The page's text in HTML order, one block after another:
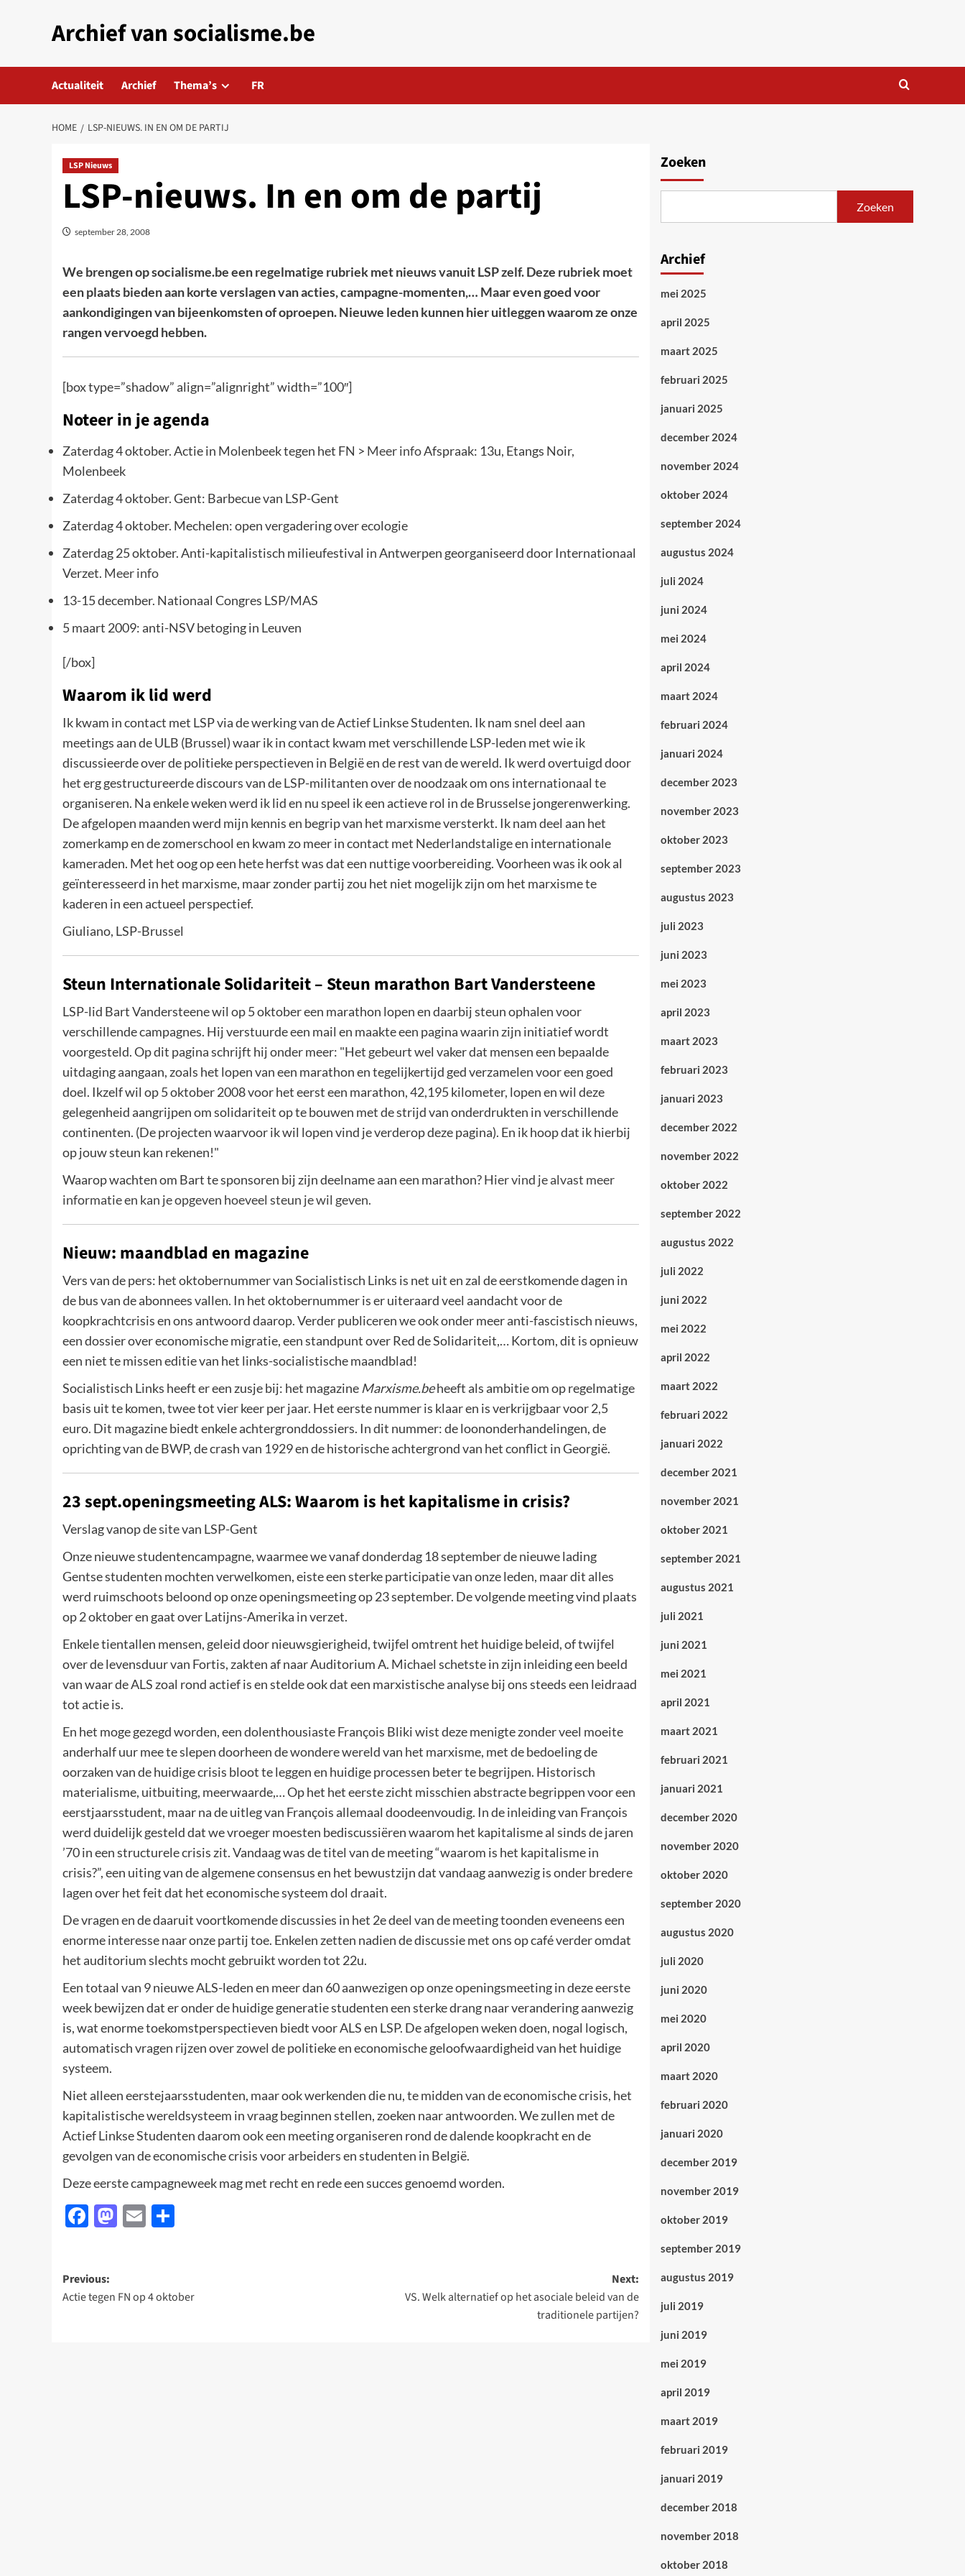
Archief van socialisme.be
Actualiteit Archief Thema’s FR
HOME LSP-NIEUWS. IN EN OM DE PARTIJ
LSP Nieuws
LSP-nieuws. In en om de partij
september 28, 2008
We brengen op socialisme.be een regelmatige rubriek met nieuws vanuit LSP zelf. Deze rubriek moet
een plaats bieden aan korte verslagen van acties, campagne-momenten,… Maar even goed voor
aankondigingen van bijeenkomsten of oproepen. Nieuwe leden kunnen hier uitleggen waarom ze onze
rangen vervoegd hebben.
[box type=”shadow” align=”alignright” width=”100″]
Noteer in je agenda
Zaterdag 4 oktober. Actie in Molenbeek tegen het FN > Meer infoAfspraak: 13u, Etangs Noir,
Molenbeek
Zaterdag 4 oktober. Gent: Barbecue van LSP-Gent
Zaterdag 4 oktober. Mechelen: open vergadering over ecologie
Zaterdag 25 oktober. Anti-kapitalistisch milieufestival in Antwerpen georganiseerd door Internationaal
Verzet. Meer info
13-15 december. Nationaal Congres LSP/MAS
5 maart 2009: anti-NSV betoging in Leuven
[/box]
Waarom ik lid werd
Ik kwam in contact met LSP via de werking van de Actief Linkse Studenten. Ik nam snel deel aan
meetings aan de ULB (Brussel) waar ik in contact kwam met verschillende LSP-leden met wie ik
discussieerde over de politieke perspectieven in België en de rest van de wereld. Ik werd overtuigd door
het erg gestructureerde discours van de LSP-militanten over de noodzaak om ons internationaal te
organiseren. Na enkele weken werd ik lid en nu speel ik een actieve rol in de Brusselse jongerenwerking.
De afgelopen maanden werd mijn kennis en begrip van het marxisme versterkt. Ik nam deel aan het
zomerkamp en de zomerschool en kwam zo meer in contact met Nederlandstalige en internationale
kameraden. Met het oog op een hete herfst was dat een nuttige voorbereiding. Voorheen was ik ook al
geïnteresseerd in het marxisme, maar zonder partij zou het niet mogelijk zijn om het marxisme te
kaderen in een actueel perspectief.
Giuliano, LSP-Brussel
Steun Internationale Solidariteit – Steun marathon Bart Vandersteene
LSP-lid Bart Vandersteene wil op 5 oktober een marathon lopen en daarbij steun ophalen voor
verschillende campagnes. Hij verstuurde een mail en maakte een pagina waarin zijn initiatief wordt
voorgesteld. Op dit pagina schrijft hij onder meer: "Het gebeurt wel vaker dat mensen een bepaalde
uitdaging aangaan, zoals het lopen van een marathon en tegelijkertijd ged verzamelen voor een goed
doel. Ikzelf wil op 5 oktober 2008 voor het eerst een marathon, 42,195 kilometer, lopen en wil deze
gelegenheid aangrijpen om solidariteit op te bouwen met de strijd van onderdrukten in verschillende
continenten. (De projecten waarvoor ik wil lopen vind je verderop deze pagina). En ik hoop dat ik hierbij
op jouw steun kan rekenen!"
Waarop wachten om Bart te sponsoren bij zijn deelname aan een marathon?Hier vind je alvast meer
informatie en kan je opgeven hoeveel steun je wil geven.
Nieuw: maandblad en magazine
Vers van de pers: het oktobernummer van Socialistisch Links is net uit en zal de eerstkomende dagen in
de bus van de abonnees vallen. In het oktobernummer is er uiteraard veel aandacht voor de
koopkrachtcrisis en ons antwoord daarop. Verder publiceren we ook onder meer anti-fascistisch nieuws,
een dossier over economische migratie, een standpunt over Red de Solidariteit,… Kortom, dit is opnieuw
een niet te missen editie van het links-socialistische maandblad!
Socialistisch Links heeft er een zusje bij: het magazine Marxisme.beheeft als ambitie om op regelmatige
basis uit te komen, twee tot vier keer per jaar. Het eerste nummer is klaar en is verkrijgbaar voor 2,5
euro. Dit magazine biedt enkele achtergronddossiers. In dit nummer: de loononderhandelingen, de
oprichting van de BWP, de crash van 1929 en de historische achtergrond van het conflict in Georgië.
23 sept.openingsmeeting ALS: Waarom is het kapitalisme in crisis?
Verslag vanop de site van LSP-Gent
Onze nieuwe studentencampagne, waarmee we vanaf donderdag 18 september de nieuwe lading
Gentse studenten mochten verwelkomen, eiste een sterke participatie van onze leden, maar dit alles
werd ruimschoots beloond op onze openingsmeeting op 23 september. De volgende meeting vind plaats
op 2 oktober en gaat over Latijns-Amerika in verzet.
Enkele tientallen mensen, geleid door nieuwsgierigheid, twijfel omtrent het huidige beleid, of twijfel
over de levensduur van Fortis, zakten af naar Auditorium A. Michael schetste in zijn inleiding een beeld
van waar de ALS zoal rond actief is en stelde ook dat een marxistische analyse bij ons steeds een leidraad
tot actie is.
En het moge gezegd worden, een dolenthousiaste François Bliki wist deze menigte zonder veel moeite
anderhalf uur mee te slepen doorheen de wondere wereld van het marxisme, met de bedoeling de
oorzaken van de huidige crisis bloot te leggen en huidige processen beter te begrijpen. Historisch
materialisme, uitbuiting, meerwaarde,… Op het het eerste zicht misschien abstracte begrippen voor een
eerstjaarsstudent, maar na de uitleg van François allemaal doodeenvoudig. In de inleiding van François
werd duidelijk gesteld dat we vroeger moesten bediscussiëren waarom het kapitalisme al sinds de jaren
’70 in een structurele crisis zit. Vandaag was de titel van de meeting “waarom is het kapitalisme in
crisis?”, een uiting van de algemene consensus en het bewustzijn dat vandaag aanwezig is onder bredere
lagen over het feit dat het economische systeem dol draait.
De vragen en de daaruit voortkomende discussies in het 2e deel van de meeting toonden eveneens een
enorme interesse naar onze partij toe. Enkelen zetten nadien de discussie met ons op café verder omdat
het auditorium slechts mocht gebruikt worden tot 22u.
Een totaal van 9 nieuwe ALS-leden en meer dan 60 aanwezigen op onze openingsmeeting in deze eerste
week bewijzen dat er onder de huidige generatie studenten een sterke drang naar verandering aanwezig
is, wat enorme toekomstperspectieven biedt voor ALS en LSP. De afgelopen weken doen, nogal logisch,
automatisch vragen rijzen over zowel de politieke en economische geloofwaardigheid van het huidige
systeem.
Niet alleen eerstejaarsstudenten, maar ook werkenden die nu, te midden van de economische crisis, het
kapitalistische wereldsysteem in vraag beginnen stellen, zoeken naar antwoorden. We zullen met de
Actief Linkse Studenten daarom ook een meeting organiseren rond de dalende koopkracht en de
gevolgen van de economische crisis voor arbeiders en studenten in België.
Deze eerste campagneweek mag met recht en rede een succes genoemd worden.
Facebook
Mastodon
Email
Post
navigation
Previous:
Actie tegen FN op 4 oktober
Next:
VS. Welk alternatief op het asociale beleid van de
traditionele partijen?
Zoeken
Zoeken
Archief
mei 2025
april 2025
maart 2025
februari 2025
januari 2025
december 2024
november 2024
oktober 2024
september 2024
augustus 2024
juli 2024
juni 2024
mei 2024
april 2024
maart 2024
februari 2024
januari 2024
december 2023
november 2023
oktober 2023
september 2023
augustus 2023
juli 2023
juni 2023
mei 2023
april 2023
maart 2023
februari 2023
januari 2023
december 2022
november 2022
oktober 2022
september 2022
augustus 2022
juli 2022
juni 2022
mei 2022
april 2022
maart 2022
februari 2022
januari 2022
december 2021
november 2021
oktober 2021
september 2021
augustus 2021
juli 2021
juni 2021
mei 2021
april 2021
maart 2021
februari 2021
januari 2021
december 2020
november 2020
oktober 2020
september 2020
augustus 2020
juli 2020
juni 2020
mei 2020
april 2020
maart 2020
februari 2020
januari 2020
december 2019
november 2019
oktober 2019
september 2019
augustus 2019
juli 2019
juni 2019
mei 2019
april 2019
maart 2019
februari 2019
januari 2019
december 2018
november 2018
oktober 2018